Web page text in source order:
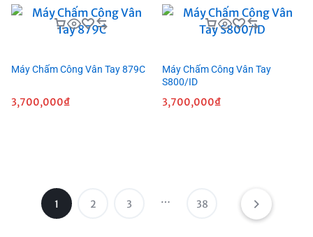
Máy Chấm Công Vân Tay 879C
3,700,000₫
Máy Chấm Công Vân Tay
S800/ID
3,700,000₫
1 2 3 … 38